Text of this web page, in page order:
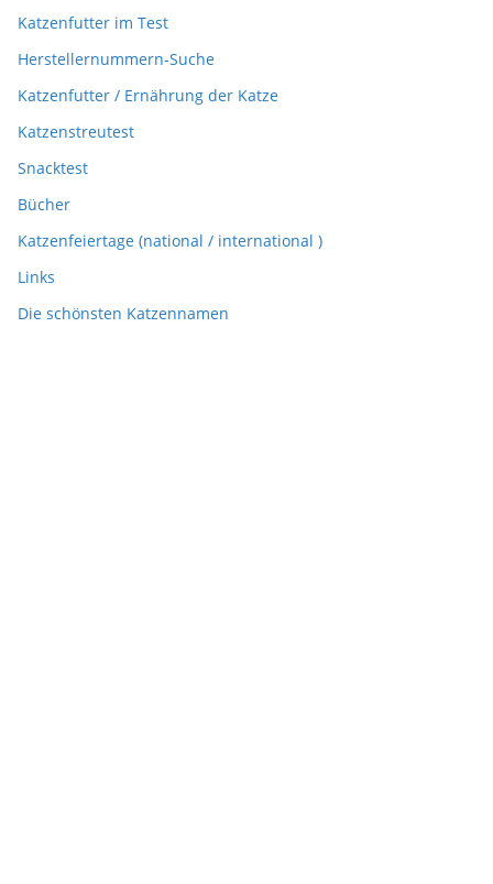
Katzenfutter im Test
Herstellernummern-Suche
Katzenfutter / Ernährung der Katze
Katzenstreutest
Snacktest
Bücher
Katzenfeiertage (national / international )
Links
Die schönsten Katzennamen